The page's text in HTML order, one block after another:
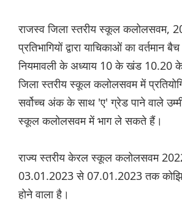
राजस्व जिला स्तरीय स्कूल कलोलसवम,
प्रतिभागियों द्वारा याचिकाओं का वर्तमान
नियमावली के अध्याय 10 के खंड 10.20
जिला स्तरीय स्कूल कलोलसवम में
सर्वोच्च अंक के साथ 'ए' ग्रेड पाने वाले
स्कूल कलोलसवम में भाग ले सकते हैं।
राज्य स्तरीय केरल स्कूल कलोलसवम
03.01.2023 से 07.01.2023 तक
होने वाला है।